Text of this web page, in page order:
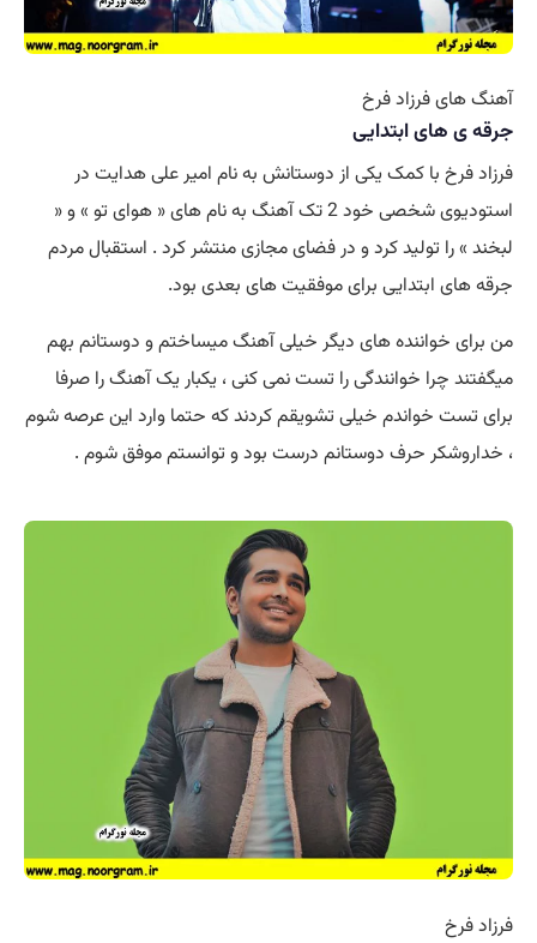
فرزاد فرخ
ابتدایی
با کمک یکی از دوستانش به نام امیر علی هدایت در
استودیوی شخصی خود 2 تک آهنگ به نام های « هوای تو » و «
را تولید کرد و در فضای مجازی منتشر کرد . استقبال مردم
ابتدایی برای موفقیت های بعدی بود.
خواننده های دیگر خیلی آهنگ میساختم و دوستانم بهم
چرا خوانندگی را تست نمی کنی ، یکبار یک آهنگ را صرفا
خواندم خیلی تشویقم کردند که حتما وارد این عرصه شوم
حرف دوستانم درست بود و توانستم موفق شوم .